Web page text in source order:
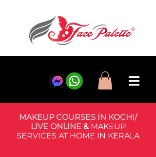
MAKEUP COURSES IN KOCHI/
LIVE ONLINE& MAKEUP
SERVICES AT HOME IN KERALA